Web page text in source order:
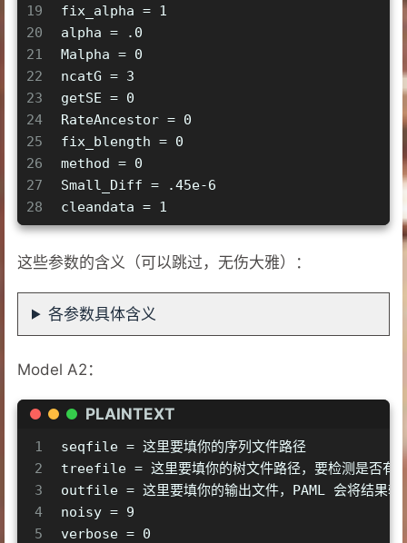
19
20
21
22
23
24
25
26
27
28
fix_alpha = 1
alpha = .0
Malpha = 0
ncatG = 3
getSE = 0
RateAncestor = 0
fix_blength = 0
method = 0
Small_Diff = .45e-6
cleandata = 1
这些参数的含义（可以跳过，无伤大雅）：
各参数具体含义
Model A2：
PLAINTEXT
1
2
3
4
5
seqfile = 这里要填你的序列文件路径
treefile = 这里要填你的树文件路径，要检测是否有正
outfile = 这里要填你的输出文件，PAML 会将结果输
noisy = 9
verbose = 0